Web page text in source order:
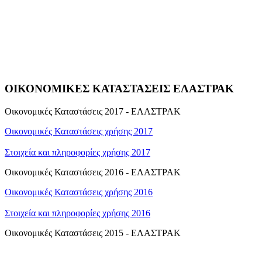
ΟΙΚΟΝΟΜΙΚΕΣ ΚΑΤΑΣΤΑΣΕΙΣ ΕΛΑΣΤΡΑΚ
Οικονομικές Καταστάσεις 2017 - ΕΛΑΣΤΡΑΚ
Οικονομικές Καταστάσεις χρήσης 2017
Στοιχεία και πληροφορίες χρήσης 2017
Οικονομικές Καταστάσεις 2016 - ΕΛΑΣΤΡΑΚ
Οικονομικές Καταστάσεις χρήσης 2016
Στοιχεία και πληροφορίες χρήσης 2016
Οικονομικές Καταστάσεις 2015 - ΕΛΑΣΤΡΑΚ